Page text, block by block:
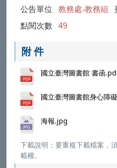
公告單位 教務處-教務組
點閱次數 49
附 件
國立臺灣圖書館 書函
國立臺灣圖書館身心障
海報.jpg
下載說明：要重複下載檔案，
載權。